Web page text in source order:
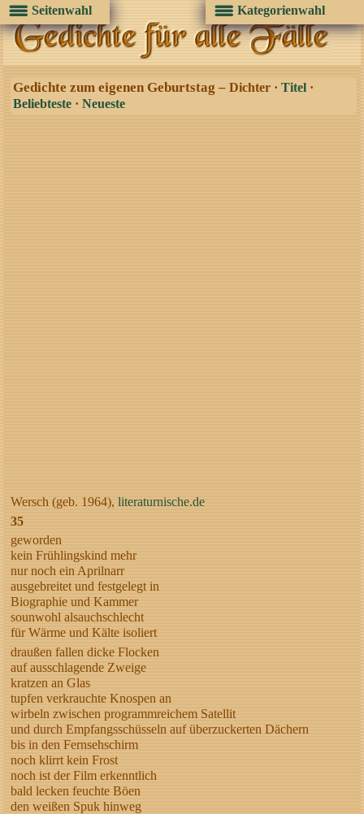
Gedichte zum eigenen Geburtstag –Dichter ·Titel ·
Beliebteste ·Neueste
Wersch (geb. 1964),literaturnische.de
35
geworden
kein Frühlingskind mehr
nur noch ein Aprilnarr
ausgebreitet und festgelegt in
Biographie und Kammer
sounwohl alsauchschlecht
für Wärme und Kälte isoliert
draußen fallen dicke Flocken
auf ausschlagende Zweige
kratzen an Glas
tupfen verkrauchte Knospen an
wirbeln zwischen programmreichem Satellit
und durch Empfangsschüsseln auf überzuckerten Dächern
bis in den Fernsehschirm
noch klirrt kein Frost
noch ist der Film erkenntlich
bald lecken feuchte Böen
den weißen Spuk hinweg
Seitenwahl Kategorienwahl